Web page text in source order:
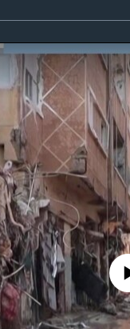
No media